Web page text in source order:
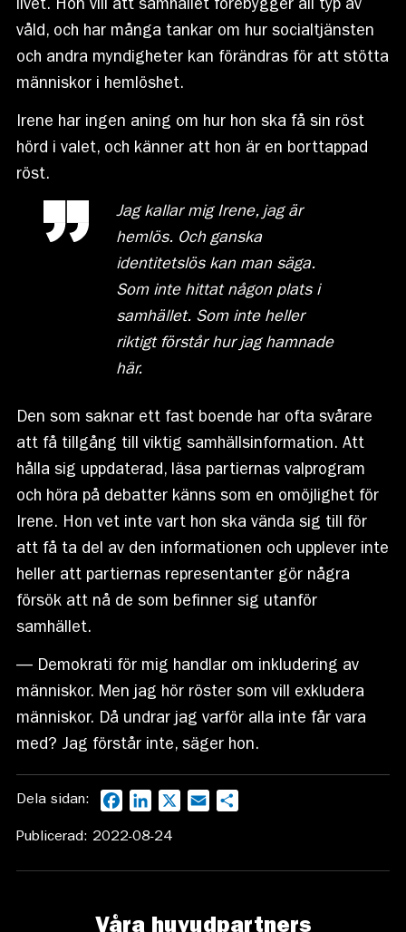
livet. Hon vill att samhället förebygger all typ av
våld, och har många tankar om hur socialtjänsten
och andra myndigheter kan förändras för att stötta
människor i hemlöshet.
Irene har ingen aning om hur hon ska få sin röst
hörd i valet, och känner att hon är en borttappad
röst.
Jag kallar mig Irene, jag är
hemlös. Och ganska
identitetslös kan man säga.
Som inte hittat någon plats i
samhället. Som inte heller
riktigt förstår hur jag hamnade
här.
Den som saknar ett fast boende har ofta svårare
att få tillgång till viktig samhällsinformation. Att
hålla sig uppdaterad, läsa partiernas valprogram
och höra på debatter känns som en omöjlighet för
Irene. Hon vet inte vart hon ska vända sig till för
att få ta del av den informationen och upplever inte
heller att partiernas representanter gör några
försök att nå de som befinner sig utanför
samhället.
— Demokrati för mig handlar om inkludering av
människor. Men jag hör röster som vill exkludera
människor. Då undrar jag varför alla inte får vara
med? Jag förstår inte, säger hon.
Dela sidan: FacebookLinkedIn Email
Publicerad: 2022-08-24